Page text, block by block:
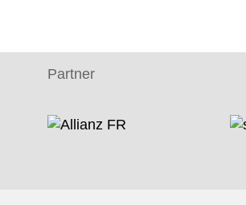
Partner